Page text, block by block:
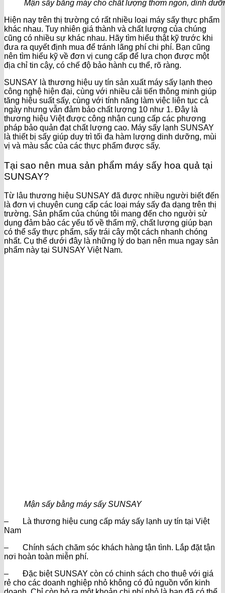
Mận sấy bằng máy cho chất lượng thơm ngon, dinh
Hiện nay trên thị trường có rất nhiều loại máy sấy thực phẩm
khác nhau. Tuy nhiên giá thành và chất lượng của chúng
cũng có nhiều sự khác nhau. Hãy tìm hiểu thật kỹ trước khi
đưa ra quyết định mua để tránh lãng phí chi phí. Bạn cũng
nên tìm hiểu kỹ về đơn vị cung cấp để lựa chọn được một
địa chỉ tin cậy, có chế độ bảo hành cụ thể, rõ ràng.
SUNSAY là thương hiệu uy tín sản xuất máy sấy lạnh theo
công nghệ hiện đại, cùng với nhiều cải tiến thông minh giúp
tăng hiệu suất sấy, cùng với tính năng làm việc liên tục cả
ngày nhưng vẫn đảm bảo chất lượng 10 như 1. Đây là
thương hiệu Việt được công nhận cung cấp các phương
pháp bảo quản đạt chất lượng cao. Máy sấy lạnh SUNSAY
là thiết bị sấy giúp duy trì tối đa hàm lượng dinh dưỡng, mùi
vị và màu sắc của các thực phẩm được sấy.
Tại sao nên mua sản phẩm máy sấy hoa quả tại
SUNSAY?
Từ lâu thương hiệu SUNSAY đã được nhiều người biết đến
là đơn vị chuyên cung cấp các loại máy sấy đa dạng trên thị
trường. Sản phẩm của chúng tôi mang đến cho người sử
dụng đảm bảo các yếu tố về thẩm mỹ, chất lượng giúp bạn
có thể sấy thực phẩm, sấy trái cây một cách nhanh chóng
nhất. Cụ thể dưới đây là những lý do bạn nên mua ngay sản
phẩm này tại SUNSAY Việt Nam.
Mận sấy bằng máy sấy SUNSAY
– Là thương hiệu cung cấp máy sấy lạnh uy tín tại Việt
Nam
– Chính sách chăm sóc khách hàng tận tình. Lắp đặt tận
nơi hoàn toàn miễn phí.
– Đặc biệt SUNSAY còn có chinh sách cho thuê với giá
rẻ cho các doanh nghiệp nhỏ không có đủ nguồn vốn kinh